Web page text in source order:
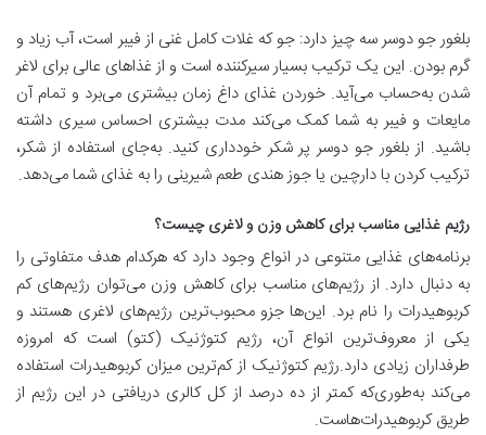
بلغور جو دوسر سه چیز دارد: جو که غلات کامل غنی از فیبر است، آب زیاد و
گرم بودن. این یک ترکیب بسیار سیرکننده است و از غذاهای عالی برای لاغر
شدن به‌حساب می‌آید. خوردن غذای داغ زمان بیشتری می‌برد و تمام آن
مایعات و فیبر به شما کمک می‌کند مدت بیشتری احساس سیری داشته
باشید. از بلغور جو دوسر پر شکر خودداری کنید. به‌جای استفاده از شکر،
ترکیب کردن با دارچین یا جوز هندی طعم شیرینی را به غذای شما می‌دهد.
رژیم غذایی مناسب برای کاهش وزن و لاغری چیست؟
برنامه‌های غذایی متنوعی در انواع وجود دارد که هرکدام هدف متفاوتی را
به دنبال دارد. از رژیم‌های مناسب برای کاهش وزن می‌توان رژیم‌های کم
کربوهیدرات را نام برد. این‌ها جزو محبوب‌ترین رژیم‌های لاغری هستند و
یکی از معروف‌ترین انواع آن، رژیم کتوژنیک (کتو) است که امروزه
طرفداران زیادی دارد.رژیم کتوژنیک از کم‌ترین میزان کربوهیدرات استفاده
می‌کند به‌طوری‌که کمتر از ده درصد از کل کالری دریافتی در این رژیم از
طریق کربوهیدرات‌هاست.